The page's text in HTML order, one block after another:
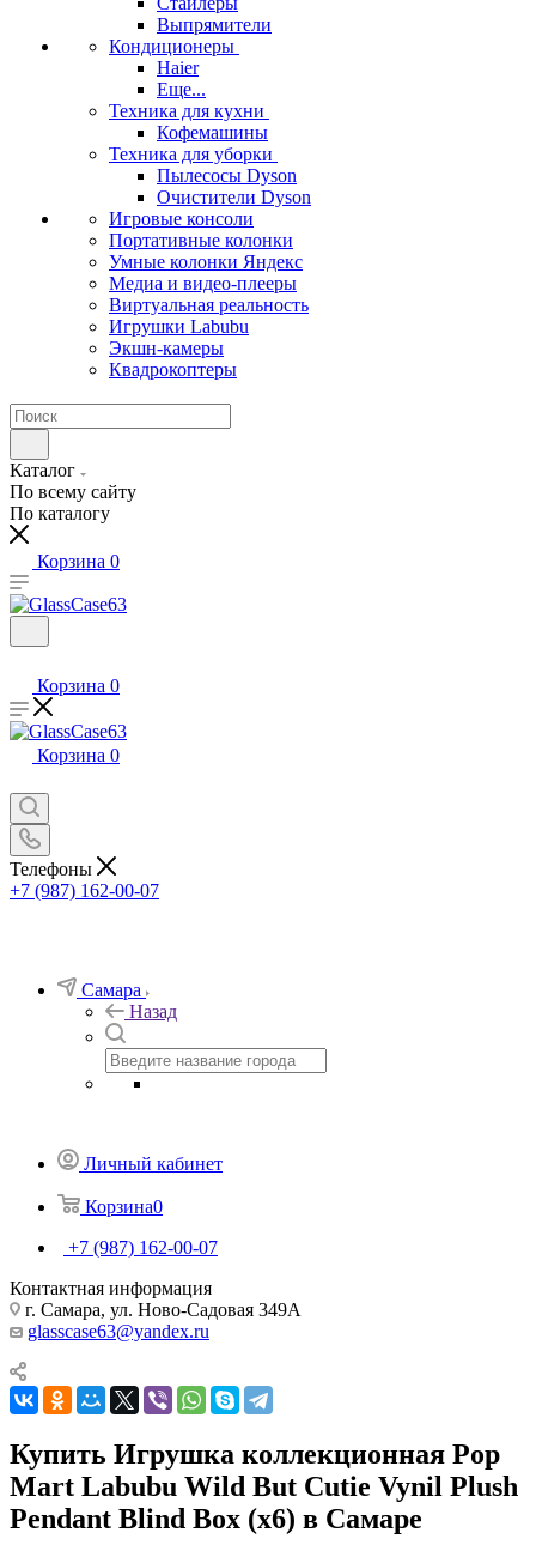
Выпрямители
Кондиционеры
Haier
Еще...
Техника для кухни
Кофемашины
Техника для уборки
Пылесосы Dyson
Очистители Dyson
Игровые консоли
Портативные колонки
Умные колонки Яндекс
Медиа и видео-плееры
Виртуальная реальность
Игрушки Labubu
Экшн-камеры
Квадрокоптеры
Каталог
По всему сайту
По каталогу
Корзина 0
Корзина 0
Корзина 0
Телефоны
+7 (987) 162-00-07
Самара
Назад
Личный кабинет
Корзина0
+7 (987) 162-00-07
Контактная информация
г. Самара, ул. Ново-Садовая 349А
glasscase63@yandex.ru
Купить Игрушка коллекционная Pop
Mart Labubu Wild But Cutie Vynil Plush
Pendant Blind Box (x6) в Самаре